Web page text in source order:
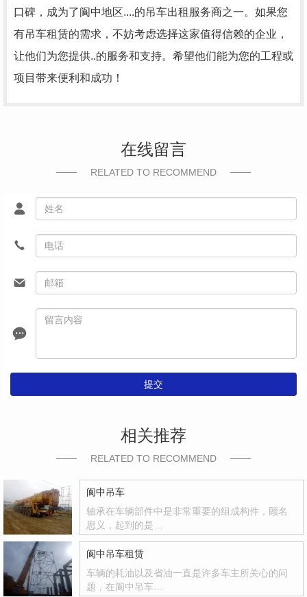
口碑，成为了阆中地区....的吊车出租服务商之一。如果您
有吊车租赁的需求，不妨考虑选择这家值得信赖的企业，
让他们为您提供..的服务和支持。希望他们能为您的工程或
项目带来便利和成功！
在线留言
RELATED TO RECOMMEND
提交
相关推荐
RELATED TO RECOMMEND
阆中吊车
轴承在车辆部件中是非常重要的组成构件，顾名
思义，起到的是…
阆中吊车租赁
车辆的耗油以及省油一直是许多车主所关心的问
题，在阆中吊车…